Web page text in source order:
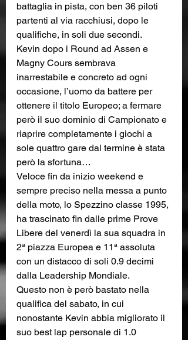
battaglia in pista, con ben 36 piloti
partenti al via racchiusi, dopo le
qualifiche, in soli due secondi.
Kevin dopo i Round ad Assen e
Magny Cours sembrava
inarrestabile e concreto ad ogni
occasione, l’uomo da battere per
ottenere il titolo Europeo; a fermare
però il suo dominio di Campionato e
riaprire completamente i giochi a
sole quattro gare dal termine è stata
però la sfortuna…
Veloce fin da inizio weekend e
sempre preciso nella messa a punto
della moto, lo Spezzino classe 1995,
ha trascinato fin dalle prime Prove
Libere del venerdì la sua squadra in
2ª piazza Europea e 11ª assoluta
con un distacco di soli 0.9 decimi
dalla Leadership Mondiale.
Questo non è però bastato nella
qualifica del sabato, in cui
nonostante Kevin abbia migliorato il
suo best lap personale di 1.0